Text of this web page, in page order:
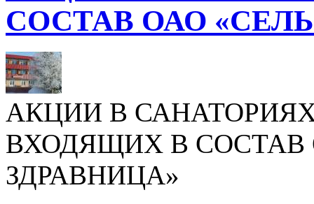
СОСТАВ ОАО
АКЦИИ В
ВХОДЯЩИХ В СОСТАВ
ЗДРАВНИЦА»